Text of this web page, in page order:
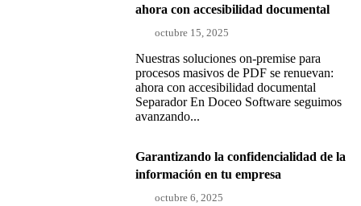
ahora con accesibilidad documental
octubre 15, 2025
Nuestras soluciones on-premise para
procesos masivos de PDF se renuevan:
ahora con accesibilidad documental
Separador En Doceo Software seguimos
avanzando...
Garantizando la confidencialidad de la
información en tu empresa
octubre 6, 2025